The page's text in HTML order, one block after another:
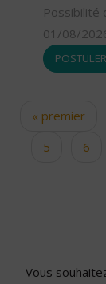
Possibilité
01/08/
POSTULER
Pages« premier
5
6
Vous